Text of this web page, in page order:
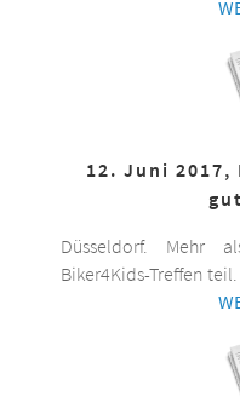
12. Juni
Düsseldorf. Mehr
Biker4Kids-Treffen teil.